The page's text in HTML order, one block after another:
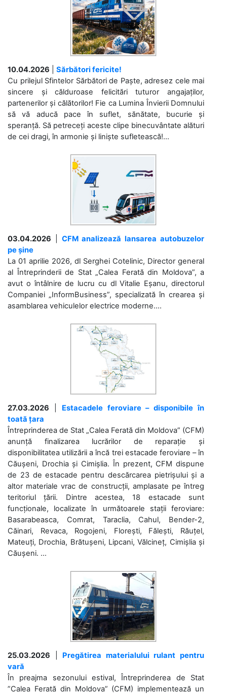
10.04.2026
Sărbători fericite!
Cu prilejul Sfintelor Sărbători de Paște, adresez cele mai
sincere și călduroase felicitări tuturor angajaților,
partenerilor și călătorilor! Fie ca Lumina Învierii Domnului
să vă aducă pace în suflet, sănătate, bucurie și
speranță. Să petreceți aceste clipe binecuvântate alături
de cei dragi, în armonie și liniște sufletească!...
03.04.2026
CFM analizează lansarea autobuzelor
pe șine
La 01 aprilie 2026, dl Serghei Cotelinic, Director general
al Întreprinderii de Stat „Calea Ferată din Moldova”, a
avut o întâlnire de lucru cu dl Vitalie Eșanu, directorul
Companiei „InformBusiness”, specializată în crearea și
asamblarea vehiculelor electrice moderne....
27.03.2026
Estacadele feroviare – disponibile în
toată țara
Întreprinderea de Stat „Calea Ferată din Moldova” (CFM)
anunță finalizarea lucrărilor de reparație și
disponibilitatea utilizării a încă trei estacade feroviare – în
Căușeni, Drochia și Cimișlia. În prezent, CFM dispune
de 23 de estacade pentru descărcarea pietrișului și a
altor materiale vrac de construcții, amplasate pe întreg
teritoriul țării. Dintre acestea, 18 estacade sunt
funcționale, localizate în următoarele stații feroviare:
Basarabeasca, Comrat, Taraclia, Cahul, Bender-2,
Căinari, Revaca, Rogojeni, Florești, Fălești, Răuțel,
Mateuți, Drochia, Brătușeni, Lipcani, Vălcineț, Cimișlia și
Căușeni. ...
25.03.2026
Pregătirea materialului rulant pentru
vară
În preajma sezonului estival, Întreprinderea de Stat
”Calea Ferată din Moldova” (CFM) implementează un